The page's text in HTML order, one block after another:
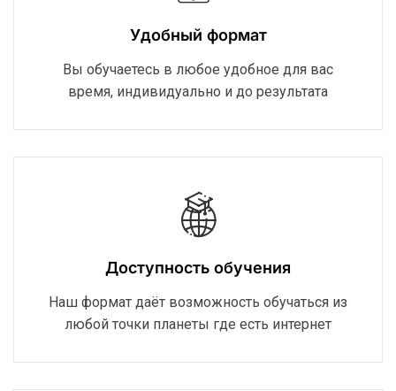
Удобный формат
Вы обучаетесь в любое удобное для вас
время, индивидуально и до результата
Доступность обучения
Наш формат даёт возможность обучаться из
любой точки планеты где есть интернет